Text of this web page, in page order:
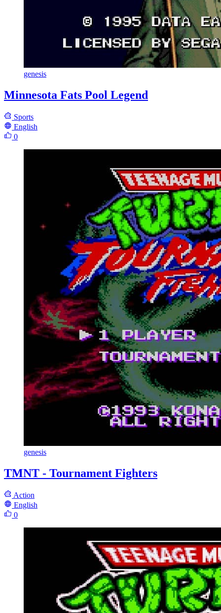
genesis
Minnesota Fats Pool Legend
Sports
English
0
genesis
TMNT - Tournament Fighters
Action
English
0